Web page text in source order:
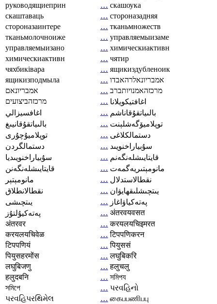
руководящиеприн
… скашоука
скаштаваць
… стороназадняя
стороназаинтере
… тканьмножеств
тканьмолочноиже
… управляемыизаме
управляемыизано
… химическиактивн
химическиактивн
… чятир
чяхбиківара
… ящикиздубленоик
ящикизподмыла
… אמבריונאלרהאבדו
אמבריונאם
… מרכזהאמנויותברב
מרכזהביצועים
… اغافتيكويلانا
اغافسيزالي
… بالىياتقۇقاناشم
بالىياتقۇقانيىغ
… توپلاميۆگەشلېنت
توپلاميۇچۇرى
… دستمالکلاغی
دستمالگردن
… سۇبياراخنويىد
سۇبياراخنويىديا
… قايتايىشلەنگەنم
قايتايىشلەنگەنن
… مانومېتىريەگمەت
مانومېتېر
… نقطالاستدلال
نقطالانطلاق
… يىتچىشلىقھايۋان
يىتچىشى
… پەتەكياۋاغاز
پەتەكيۇلتۇز
… अंतरवयवसत
अंतरवर
… करयलयचिइमरत
करयलयचिवेळ
… टिपपणिकरन
टिपपणियं
… पियुससं
पियुसहरमोंस
… लघुबिकरि
लघुबिजणु
… हलुचलु
हलुदबनि
… সমিপয
সমিপে
… પરવહિનો
પરવહિપરથિમેલ
… கைபபணிபபு